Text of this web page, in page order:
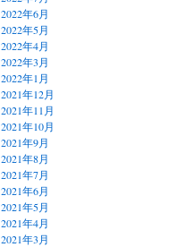
2022年6月
2022年5月
2022年4月
2022年3月
2022年1月
2021年12月
2021年11月
2021年10月
2021年9月
2021年8月
2021年7月
2021年6月
2021年5月
2021年4月
2021年3月